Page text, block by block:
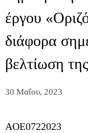
έργου
διάφορα
βελτίωση
30 Μαΐου, 2023
AOE0722023